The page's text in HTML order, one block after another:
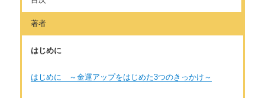
著者
はじめに
はじめに ～金運アップをはじめた3つのきっかけ～